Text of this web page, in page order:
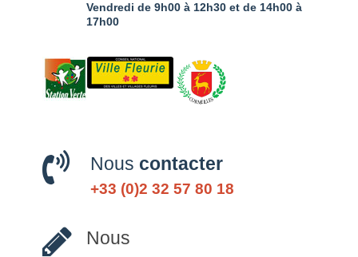
Vendredi de 9h00 à 12h30 et de 14h00 à
17h00
Nous contacter
+33 (0)2 32 57 80 18
Nous